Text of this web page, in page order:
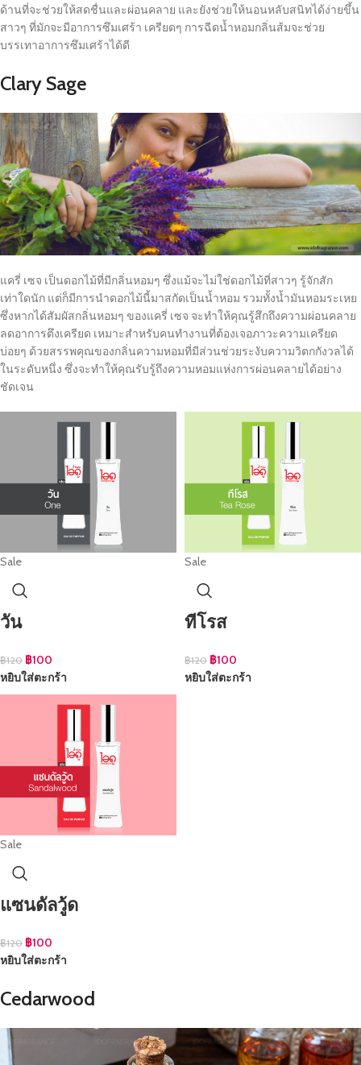
ด้านที่จะช่วยให้สดชื่นและผ่อนคลาย และยังช่วยให้นอนหลับสนิทได้ง่ายขึ้น
สาวๆ ที่มักจะมีอาการซึมเศร้า เครียดๆ การฉีดน้ำหอมกลิ่นส้มจะช่วย
บรรเทาอาการซึมเศร้าได้ดี
Clary Sage
แครี่ เซจ เป็นดอกไม้ที่มีกลิ่นหอมๆ ซึ่งแม้จะไม่ใช่ดอกไม้ที่สาวๆ รู้จักสัก
เท่าใดนัก แต่ก็มีการนำดอกไม้นี้มาสกัดเป็นน้ำหอม รวมทั้งน้ำมันหอมระเหย
ซึ่งหากได้สัมผัสกลิ่นหอมๆ ของแครี่ เซจ จะทำให้คุณรู้สึกถึงความผ่อนคลาย
ลดอาการตึงเครียด เหมาะสำหรับคนทำงานที่ต้องเจอภาวะความเครียด
บ่อยๆ ด้วยสรรพคุณของกลิ่นความหอมที่มีส่วนช่วยระงับความวิตกกังวลได้
ในระดับหนึ่ง ซึ่งจะทำให้คุณรับรู้ถึงความหอมแห่งการผ่อนคลายได้อย่าง
ชัดเจน
Sale
วัน
฿120 ฿100
หยิบใส่ตะกร้า
Sale
ทีโรส
฿120 ฿100
หยิบใส่ตะกร้า
Sale
แซนดัลวู้ด
฿120 ฿100
หยิบใส่ตะกร้า
Cedarwood